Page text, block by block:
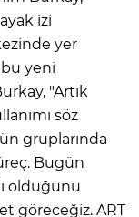
izi
yer
bu yeni
"Artık
söz
gruplarında
Bugün
olduğunu
göreceğiz. ART